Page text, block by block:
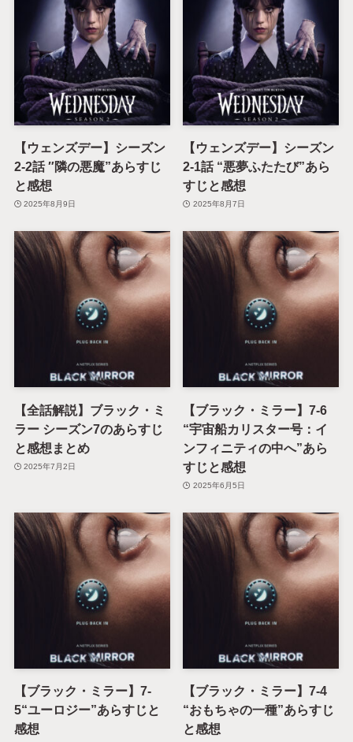
【ウェンズデー】シーズン
2-2話 ″隣の悪魔”あらすじ
と感想
2025年8月9日
【ウェンズデー】シーズン
2-1話 “悪夢ふたたび”あら
すじと感想
2025年8月7日
【全話解説】ブラック・ミ
ラー シーズン7のあらすじ
と感想まとめ
2025年7月2日
【ブラック・ミラー】7-6
“宇宙船カリスター号：イ
ンフィニティの中へ”あら
すじと感想
2025年6月5日
【ブラック・ミラー】7-
5“ユーロジー”あらすじと
感想
【ブラック・ミラー】7-4
“おもちゃの一種”あらすじ
と感想